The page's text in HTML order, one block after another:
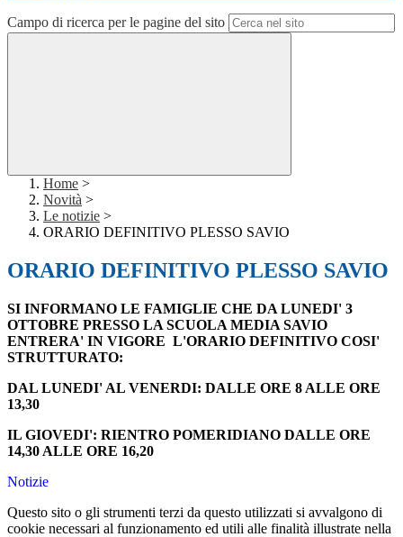
Campo di ricerca per le pagine del sito
Home >
Novità >
Le notizie >
ORARIO DEFINITIVO PLESSO SAVIO
ORARIO DEFINITIVO PLESSO SAVIO
SI INFORMANO LE FAMIGLIE CHE DA LUNEDI' 3
OTTOBRE PRESSO LA SCUOLA MEDIA SAVIO
ENTRERA' IN VIGORE L'ORARIO DEFINITIVO COSI'
STRUTTURATO:
DAL LUNEDI' AL VENERDI: DALLE ORE 8 ALLE ORE
13,30
IL GIOVEDI': RIENTRO POMERIDIANO DALLE ORE
14,30 ALLE ORE 16,20
Notizie
Questo sito o gli strumenti terzi da questo utilizzati si avvalgono di
cookie necessari al funzionamento ed utili alle finalità illustrate nella